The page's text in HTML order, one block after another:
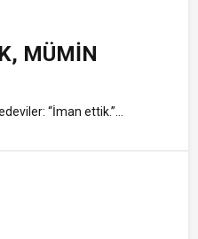
MÜMIN
“İman ettik.”...